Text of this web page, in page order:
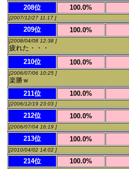
208位
100.0%
[2007/12/27 11:17 ]
209位 100.0%
[2008/04/08 12:38 ]
疲れた・・・
210位
100.0%
[2006/07/06 10:25 ]
楽勝ｗ
211位
100.0%
[2006/12/19 23:03 ]
212位 100.0%
[2006/07/04 16:19 ]
213位 100.0%
[2010/04/02 14:02 ]
214位 100.0%